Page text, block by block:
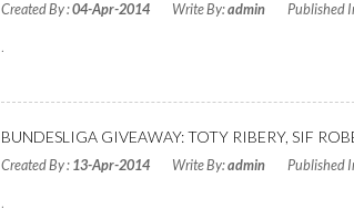
Created By :04-Apr-2014 Write By:admin Published
.
BUNDESLIGA GIVEAWAY: TOTY RIBERY, SIF
Created By : 13-Apr-2014 Write By:admin Published
.